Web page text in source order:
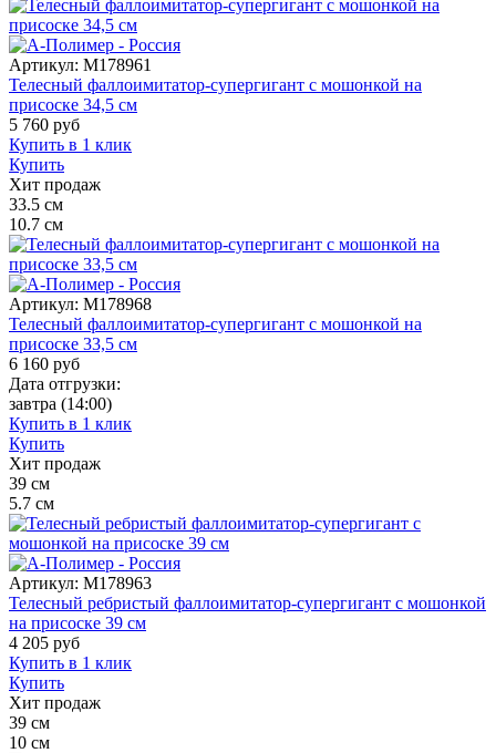
Артикул: M178961
Телесный фаллоимитатор-супергигант с мошонкой на
присоске 34,5 см
5 760 руб
Купить в 1 клик
Купить
Хит продаж
33.5 см
10.7 см
Артикул: M178968
Телесный фаллоимитатор-супергигант с мошонкой на
присоске 33,5 см
6 160 руб
Дата отгрузки:
завтра (14:00)
Купить в 1 клик
Купить
Хит продаж
39 см
5.7 см
Артикул: M178963
Телесный ребристый фаллоимитатор-супергигант с мошонкой
на присоске 39 см
4 205 руб
Купить в 1 клик
Купить
Хит продаж
39 см
10 см